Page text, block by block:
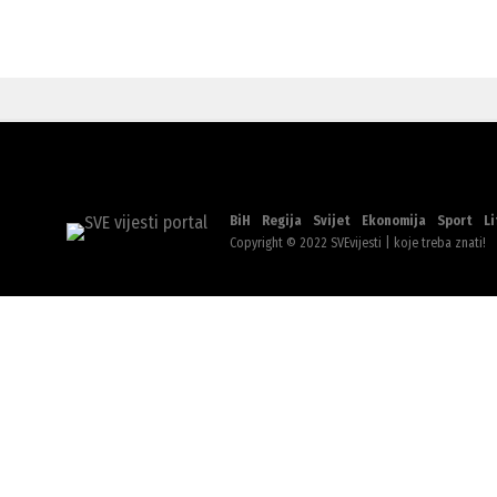
BiH Regija Svijet Ekonomija Sport
Copyright © 2022 SVEvijesti | koje treba znati!